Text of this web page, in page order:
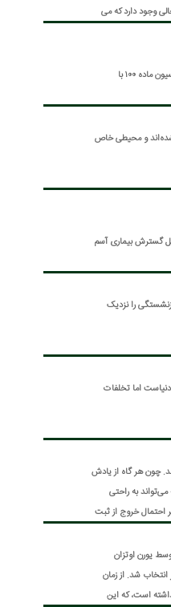
این شخصیت جنجالی وجود دارد که می
پرونده پنجمین مرکز تجاری بزرگ جهان و اولین در خاورمیانه، با بزرگ‌ترین پرونده تخلفات در کمیسیون ماده ۱۰۰ با
شده‌اند و محیطی خاص
گسترش بیماری آسم
را نزدیک
با نام ایران‌مال شناخته می‌شود، یکی از 5 مال بزرگ دنیاست اما تخلفات
چون هر گاه از یادش
به راحتی
احتمال خروج از ثبت
یورن اوتزان
در سال 1956 به عنوان طرح برتر انتخاب شد. از زمان
گذاشته است، که این